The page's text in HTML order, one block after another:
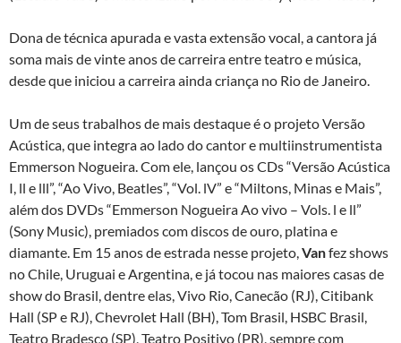
Dona de técnica apurada e vasta extensão vocal, a cantora já
soma mais de vinte anos de carreira entre teatro e música,
desde que iniciou a carreira ainda criança no Rio de Janeiro.
Um de seus trabalhos de mais destaque é o projeto Versão
Acústica, que integra ao lado do cantor e multiinstrumentista
Emmerson Nogueira. Com ele, lançou os CDs “Versão Acústica
I, ll e lll”, “Ao Vivo, Beatles”, “Vol. lV” e “Miltons, Minas e Mais”,
além dos DVDs “Emmerson Nogueira Ao vivo – Vols. l e ll”
(Sony Music), premiados com discos de ouro, platina e
diamante. Em 15 anos de estrada nesse projeto, Vanfez shows
no Chile, Uruguai e Argentina, e já tocou nas maiores casas de
show do Brasil, dentre elas, Vivo Rio, Canecão (RJ), Citibank
Hall (SP e RJ), Chevrolet Hall (BH), Tom Brasil, HSBC Brasil,
Teatro Bradesco (SP), Teatro Positivo (PR), sempre com